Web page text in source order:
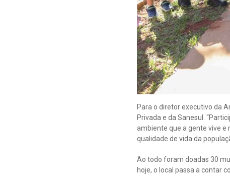
Para o diretor executivo da
Privada e da Sanesul.
ambiente que a gente vive e
qualidade de vida da
Ao todo foram doadas 30
hoje, o local passa a contar